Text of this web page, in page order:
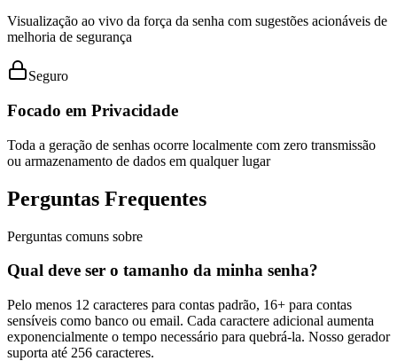
Visualização ao vivo da força da senha com sugestões acionáveis de
melhoria de segurança
Seguro
Focado em Privacidade
Toda a geração de senhas ocorre localmente com zero transmissão
ou armazenamento de dados em qualquer lugar
Perguntas Frequentes
Perguntas comuns sobre
Qual deve ser o tamanho da minha senha?
Pelo menos 12 caracteres para contas padrão, 16+ para contas
sensíveis como banco ou email. Cada caractere adicional aumenta
exponencialmente o tempo necessário para quebrá-la. Nosso gerador
suporta até 256 caracteres.